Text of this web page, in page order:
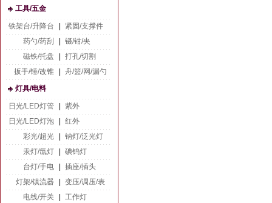
工具/五金
铁架台/升降台
紧固/支撑件
药勺/药刮
镊/钳/夹
磁铁/托盘
打孔/切割
扳手/锤/改锥
舟/篮/网/漏勺
灯具/电料
日光/LED灯管
紫外
日光/LED灯泡
红外
彩光/超光
钠灯/泛光灯
汞灯/氙灯
碘钨灯
台灯/手电
插座/插头
灯架/镇流器
变压/调压/表
电线/开关
工作灯